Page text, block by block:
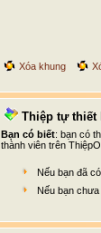
Xóa khung
Thiệp tự thiết
Bạn có biết: bạn có
thành viên trên
Nếu bạn đã
Nếu bạn